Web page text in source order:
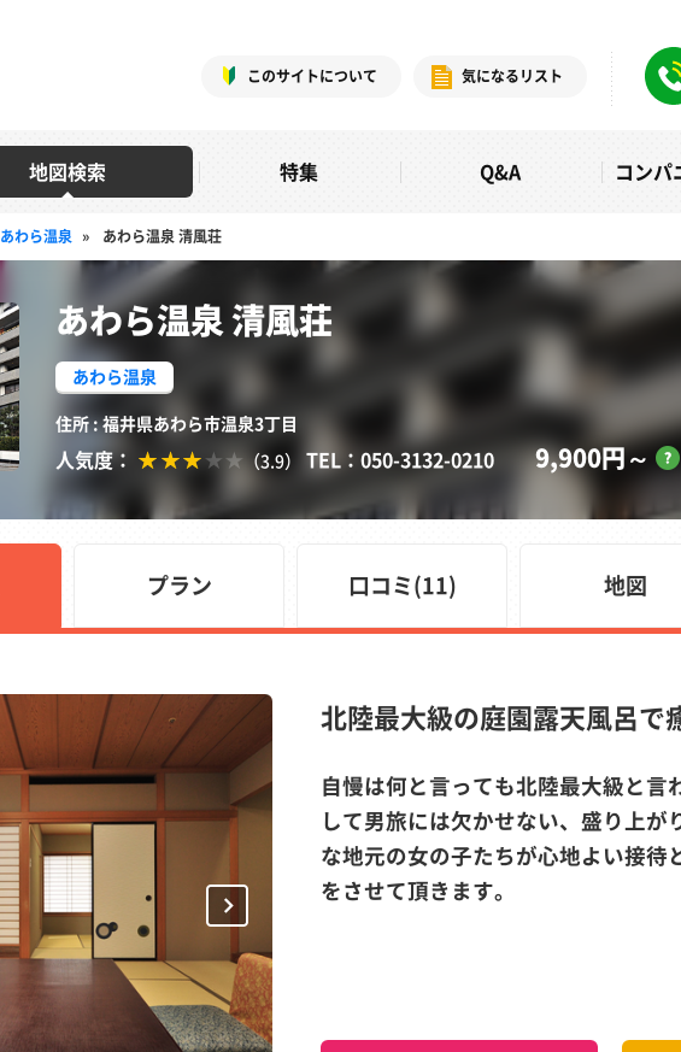
このサイトについて 気になるリスト
地図検索 特集 Q&A コンパ
あわら温泉 » あわら温泉 清風荘
あわら温泉 清風荘
あわら温泉
住所 : 福井県あわら市温泉3丁目
人気度： （3.9） TEL：050-3132-0210 9,900円～
プラン 口コミ(11) 地図
北陸最大級の庭園露天風呂で
自慢は何と言っても北陸最大級と言
して男旅には欠かせない、盛り上
な地元の女の子たちが心地よい接待
をさせて頂きます。